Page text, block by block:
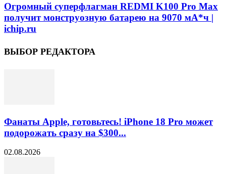
Огромный суперфлагман REDMI K100 Pro Max
получит монструозную батарею на 9070 мА*ч |
ichip.ru
ВЫБОР РЕДАКТОРА
Фанаты Apple, готовьтесь! iPhone 18 Pro может
подорожать сразу на $300...
02.08.2026